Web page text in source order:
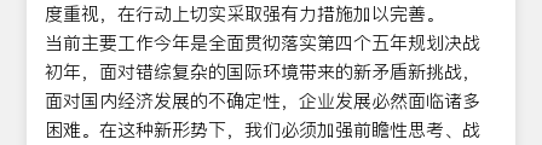
度重视，在行动上切实采取强有力措施加以完善。
当前主要工作今年是全面贯彻落实第四个五年规划决战
初年，面对错综复杂的国际环境带来的新矛盾新挑战，
面对国内经济发展的不确定性，企业发展必然面临诸多
困难。在这种新形势下，我们必须加强前瞻性思考、战